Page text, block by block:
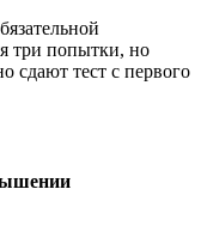
три попытки, но
сдают тест с первого